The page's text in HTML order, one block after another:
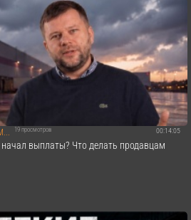
00:14:05
19 просмотров
начал выплаты? Что делать продавцам